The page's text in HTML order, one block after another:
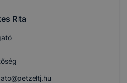
Rita